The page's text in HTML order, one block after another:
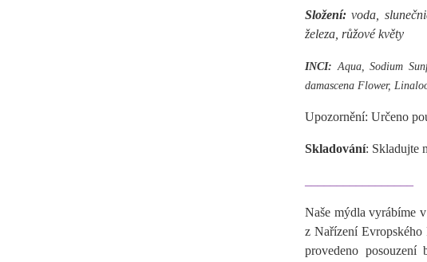
Složení:voda,
železa, růžové květy
INCI: Aqua, Sodium
damascena Flower,
Upozornění: Určeno
Skladování: Skladujte
Naše mýdla vyrábíme
z Nařízení Evropského
provedeno